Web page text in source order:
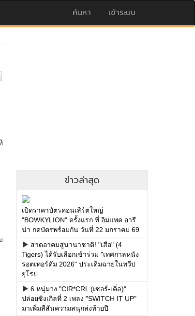
ค้นหา เข้าระบบ
ข่าวล่าสุด
เปิดราคาบัตรคอนเสิร์ตใหญ่
"BOWKYLION" ครั้งแรก ที่ อิมแพค อารี
น่า กดบัตรพร้อมกัน วันที่ 22 มกราคม 69
สาดอาคมสู่นานาชาติ! "เสือ" (4
Tigers) ได้รับเลือกเข้าร่วม "เทศกาลหนัง
รอตเทอร์ดัม 2026" ประเดิมฉายในทวีป
ยุโรป
6 หนุ่มวง "CIR*CRL (เซอร์-เคิ่ล)"
ปล่อยซิงเกิลที่ 2 เพลง "SWITCH IT UP"
มาเพิ่มสีสันความสนุกส่งท้ายปี